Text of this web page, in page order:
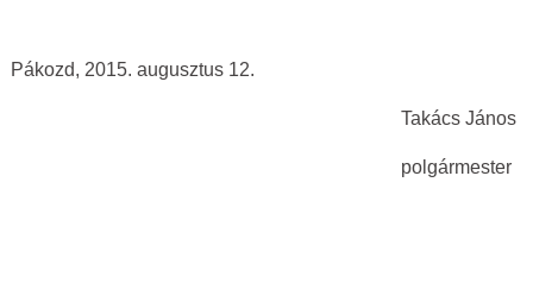
Pákozd, 2015. augusztus 12.
Takács János
polgármester